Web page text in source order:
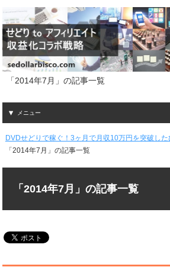
「2014年7月」の記事一覧
メニュー
DVDせどりで稼ぐ！3ヶ月で月収10万円を突破し
「2014年7月」の記事一覧
「2014年7月」の記事一覧